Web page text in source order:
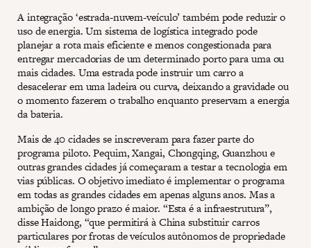
A integração ‘estrada-nuvem-veículo’ também pode reduzir o
uso de energia. Um sistema de logística integrado pode
planejar a rota mais eficiente e menos congestionada para
entregar mercadorias de um determinado porto para uma ou
mais cidades. Uma estrada pode instruir um carro a
desacelerar em uma ladeira ou curva, deixando a gravidade ou
o momento fazerem o trabalho enquanto preservam a energia
da bateria.
Mais de 40 cidades se inscreveram para fazer parte do
programa piloto. Pequim, Xangai, Chongqing, Guanzhou e
outras grandes cidades já começaram a testar a tecnologia em
vias públicas. O objetivo imediato é implementar o programa
em todas as grandes cidades em apenas alguns anos. Mas a
ambição de longo prazo é maior. “Esta é a infraestrutura”,
disse Haidong, “que permitirá à China substituir carros
particulares por frotas de veículos autônomos de propriedade